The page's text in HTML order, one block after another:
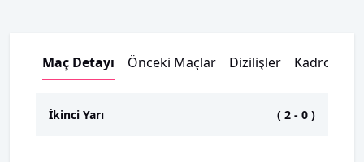
Maç Detayı Önceki Maçlar Dizilişler Kadrolar
İkinci Yarı ( 2 - 0 )